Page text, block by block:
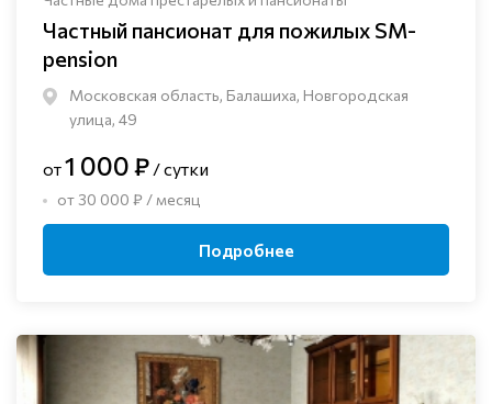
Частный пансионат для пожилых SM-
pension
Московская область, Балашиха, Новгородская
улица, 49
от1 000 ₽ / сутки
от 30 000 ₽ / месяц
Подробнее